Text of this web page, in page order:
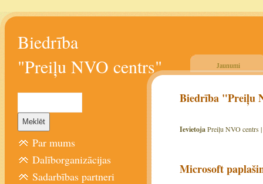
Biedrība
"Preiļu NVO centrs"
Jaunumi
Biedrība "Preiļu
IevietojaPreiļu NVO centrs |
Microsoft
Par mums
Dalīborganizācijas
Sadarbības partneri